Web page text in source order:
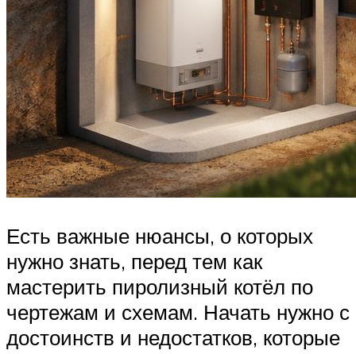
Есть важные нюансы, о которых
нужно знать, перед тем как
мастерить пиролизный котёл по
чертежам и схемам. Начать нужно с
достоинств и недостатков, которые